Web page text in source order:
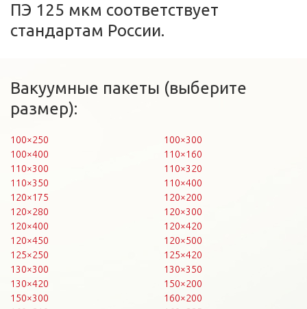
ПЭ 125 мкм соответствует
стандартам России.
Вакуумные пакеты (выберите
размер):
100×250
100×300
100×400
110×160
110×300
110×320
110×350
110×400
120×175
120×200
120×280
120×300
120×400
120×420
120×450
120×500
125×250
125×420
130×300
130×350
130×420
150×200
150×300
160×200